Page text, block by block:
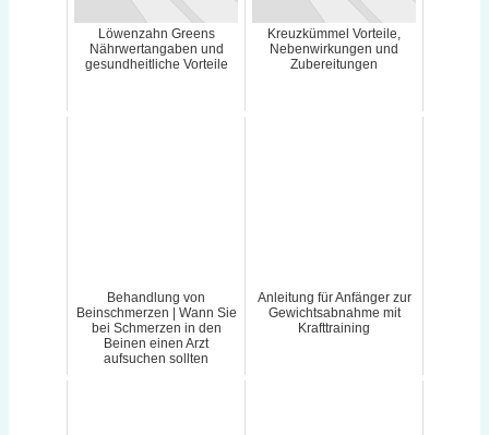
Löwenzahn Greens
Nährwertangaben und
gesundheitliche Vorteile
Kreuzkümmel Vorteile,
Nebenwirkungen und
Zubereitungen
Behandlung von
Beinschmerzen | Wann Sie
bei Schmerzen in den
Beinen einen Arzt
aufsuchen sollten
Anleitung für Anfänger zur
Gewichtsabnahme mit
Krafttraining